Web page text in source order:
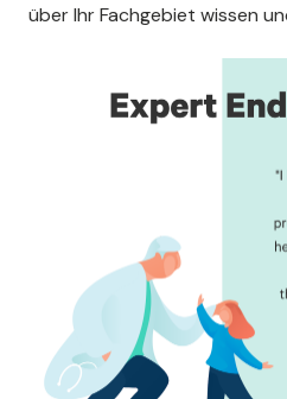
über Ihr Fachgebiet wissen